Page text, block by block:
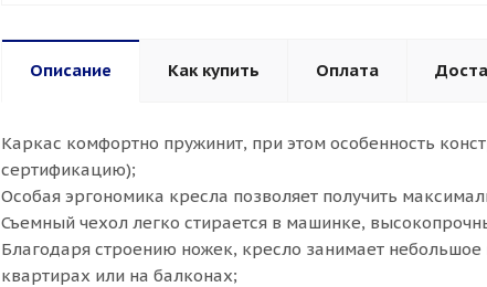
Описание Как купить Оплата
Каркас комфортно пружинит, при этом особенность
сертификацию);
Особая эргономика кресла позволяет получить
Съемный чехол легко стирается в машинке,
Благодаря строению ножек, кресло занимает
квартирах или на балконах;